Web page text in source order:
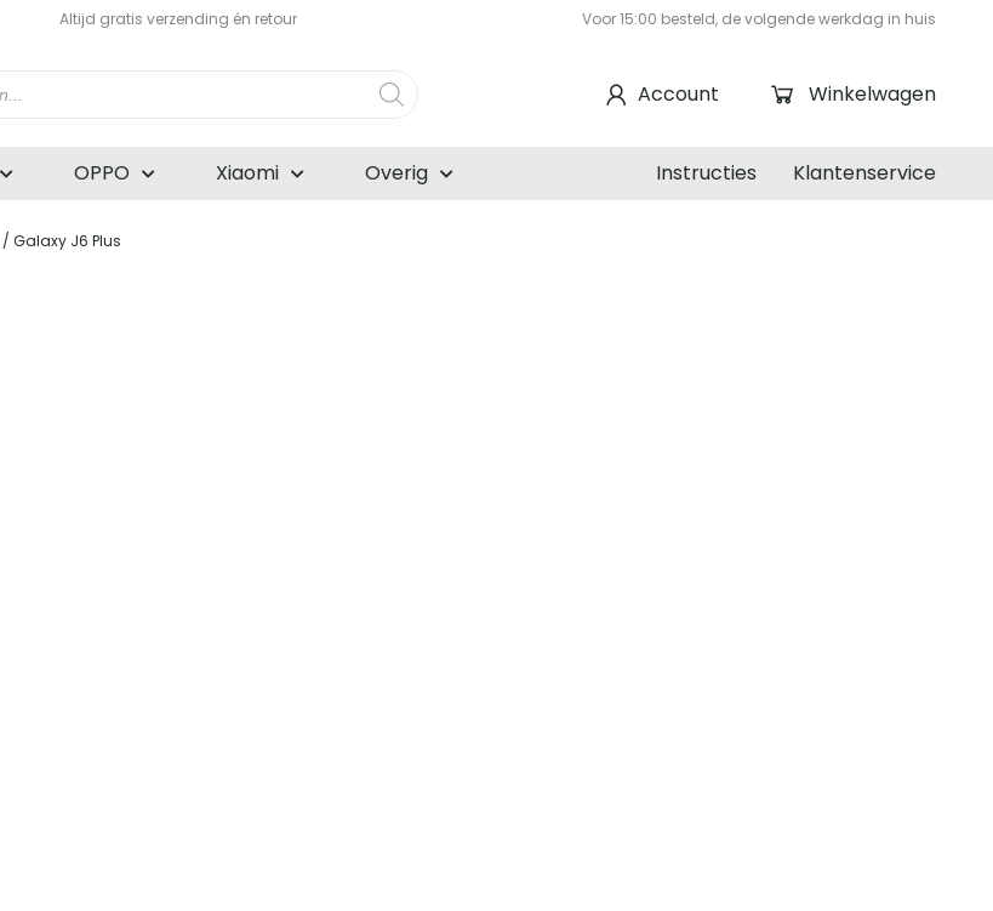
Altijd gratis verzending én retour Voor 15:00 besteld, de volgende werkdag in huis
Winkelwagen
Account
OPPO Xiaomi Overig Klantenservice
Instructies
/ Galaxy J6 Plus